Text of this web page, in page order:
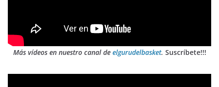
Más vídeos en nuestro canal de elgurudelbasket. Suscríbete!!!